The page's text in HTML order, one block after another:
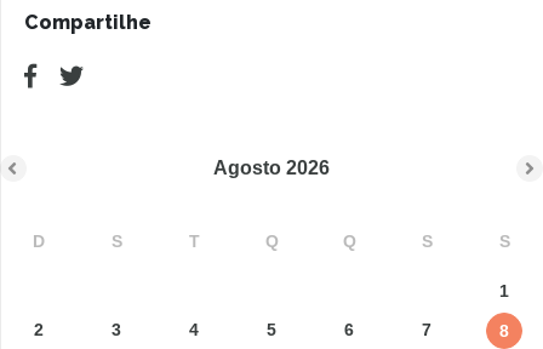
Compartilhe
Agosto 2026
D S T Q Q S S
1
2
3 4 5 6 7
8